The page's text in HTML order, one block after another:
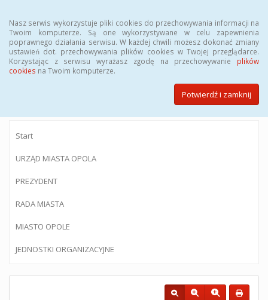
Nasz serwis wykorzystuje pliki cookies do przechowywania informacji na
Twoim komputerze. Są one wykorzystywane w celu zapewnienia
poprawnego działania serwisu. W każdej chwili możesz dokonać zmiany
ustawień dot. przechowywania plików cookies w Twojej przeglądarce.
Korzystając z serwisu wyrażasz zgodę na przechowywanie plików
cookies na Twoim komputerze.
Potwierdź i zamknij
BIULETYN INFORMACJI PUBLICZNEJ
Urzędu Miasta Opola
Start
URZĄD MIASTA OPOLA
PREZYDENT
RADA MIASTA
MIASTO OPOLE
JEDNOSTKI ORGANIZACYJNE